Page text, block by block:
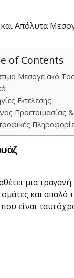
of Contents
Μεσογειακό
Εκτέλεσης
Προετοιμασίας
μια
και απαλό
είναι